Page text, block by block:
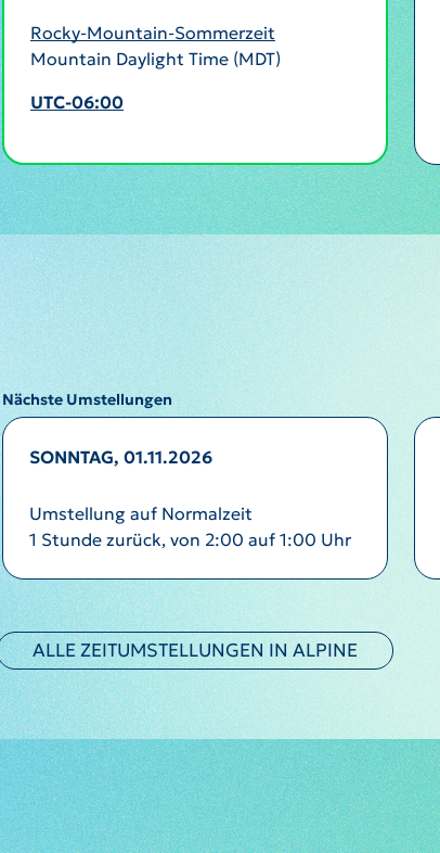
Rocky-Mountain-Sommerzeit
Mountain Daylight Time (MDT)
UTC-06:00
Nächste Umstellungen
SONNTAG, 01.11.2026
Umstellung auf Normalzeit
1 Stunde zurück, von 2:00 auf 1:00 Uhr
ALLE ZEITUMSTELLUNGEN IN ALPINE